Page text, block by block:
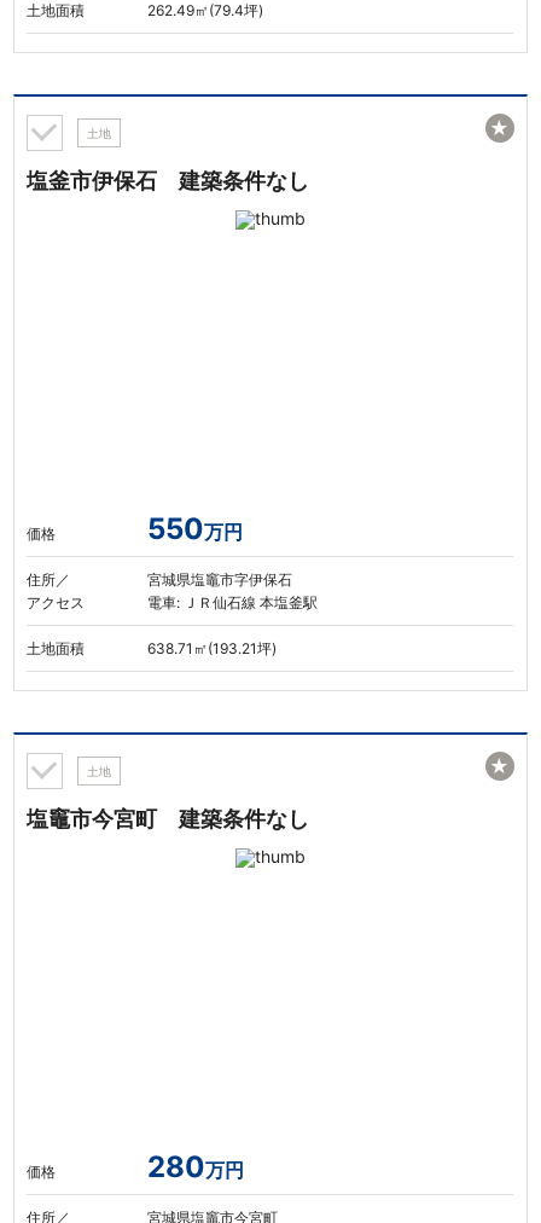
土地面積 262.49㎡(79.4坪)
土地
塩釜市伊保石 建築条件なし
価格 550万円
住所／
アクセス
宮城県塩竈市字伊保石
電車: ＪＲ仙石線 本塩釜駅
土地面積 638.71㎡(193.21坪)
★
土地
塩竈市今宮町 建築条件なし
価格 280万円
住所／ 宮城県塩竈市今宮町
★